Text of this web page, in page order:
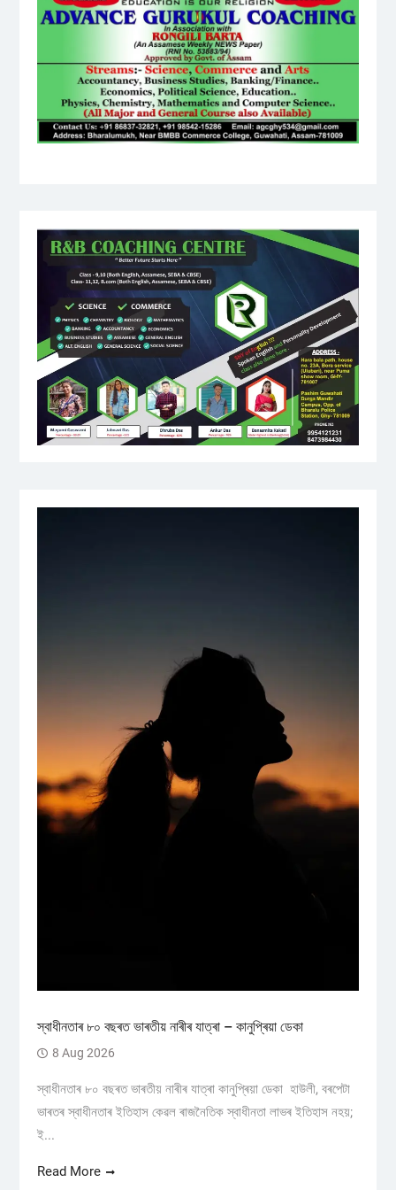
স্বাধীনতাৰ ৮০ বছৰত ভাৰতীয় নাৰীৰ যাত্ৰা – কানুপ্ৰিয়া ডেকা
8 Aug 2026
স্বাধীনতাৰ ৮০ বছৰত ভাৰতীয় নাৰীৰ যাত্ৰা কানুপ্ৰিয়া ডেকা হাউলী, বৰপেটা
ভাৰতৰ স্বাধীনতাৰ ইতিহাস কেৱল ৰাজনৈতিক স্বাধীনতা লাভৰ ইতিহাস নহয়;
ই...
Read More